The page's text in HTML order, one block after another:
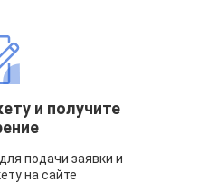
и получите
подачи заявки и
на сайте